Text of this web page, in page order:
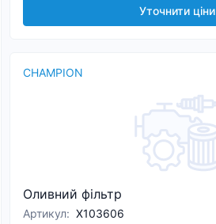
Уточнити ціни
CHAMPION
Оливний фільтр
Артикул: X103606